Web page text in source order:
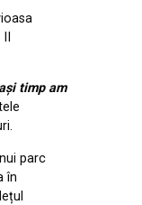
timp am
parc
în